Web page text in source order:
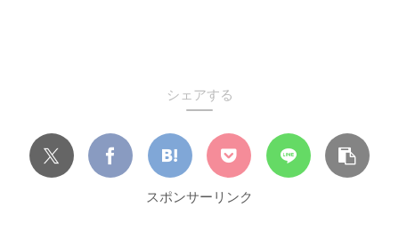
シェアする
スポンサーリンク